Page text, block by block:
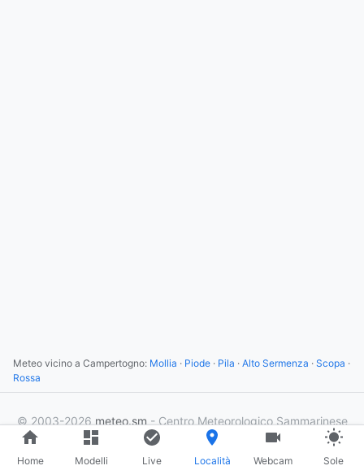
Meteo vicino a Campertogno: Mollia · Piode · Pila · Alto Sermenza · Scopa ·
Rossa
© 2003-2026 meteo.sm - Centro Meteorologico Sammarinese
1utente online ×
Home Modelli Live Località Webcam Sole